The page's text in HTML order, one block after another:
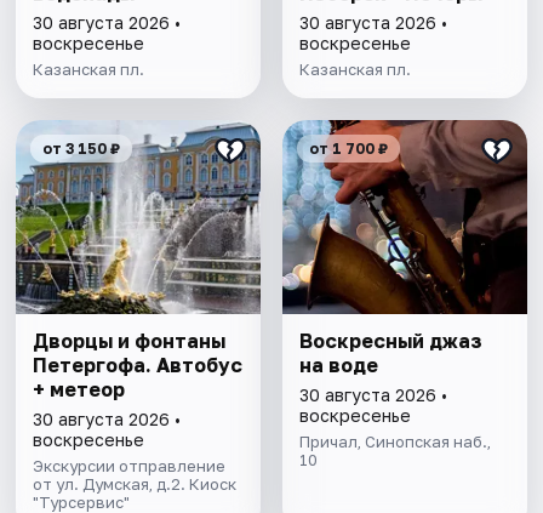
30 августа 2026 •
воскресенье
Казанская пл.
30 августа 2026 •
воскресенье
Казанская пл.
от 3 150 ₽
Дворцы и фонтаны
Петергофа. Автобус
+ метеор
30 августа 2026 •
воскресенье
Экскурсии отправление
от ул. Думская, д.2. Киоск
"Турсервис"
от 1 700 ₽
Воскресный джаз
на воде
30 августа 2026 •
воскресенье
Причал, Синопская наб.,
10